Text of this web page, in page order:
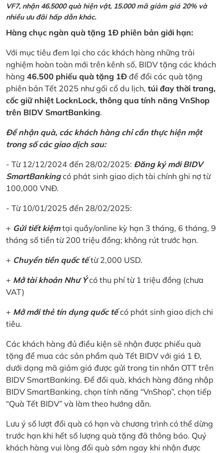
VF7, nhận 46.5000 quà hiện vật, 15.000 mã giảm giá 20% và
nhiều ưu đãi hấp dẫn khác.
Hàng chục ngàn quà tặng 1Đ phiên bản giới hạn:
Với mục tiêu đem lại cho các khách hàng những trải
nghiệm hoàn toàn mới trên kênh số, BIDV tặng các khách
hàng 46.500 phiếu quà tặng 1Đ để đổi các quà tặng
phiên bản Tết 2025 như gối cổ du lịch, túi đay thời trang,
cốc giữ nhiệt LocknLock, thông qua tính năng VnShop
trên BIDV SmartBanking.
Để nhận quà, các khách hàng chỉ cần thực hiện một
trong số các giao dịch sau:
- Từ 12/12/2024 đến 28/02/2025: Đăng ký mới BIDV
SmartBankingcó phát sinh giao dịch tài chính ghi nợ từ
100,000 VNĐ.
- Từ 10/01/2025 đến 28/02/2025:
+ Gửi tiết kiệmtại quầy/online kỳ hạn 3 tháng, 6 tháng, 9
tháng số tiền từ 200 triệu đồng; không rút trước hạn.
+ Chuyển tiền quốc tếtừ 2,000 USD.
+ Mở tài khoản Như Ýcó thu phí từ 1 triệu đồng (chưa
VAT)
+ Mở mới thẻ tín dụng quốc tếcó phát sinh giao dịch chi
tiêu.
Các khách hàng đủ điều kiện sẽ nhận được phiếu quà
tặng để mua các sản phẩm quà Tết BIDV với giá 1 Đ,
dưới dạng mã giảm giá được gửi trong tin nhắn OTT trên
BIDV SmartBanking. Để đối quà, khách hàng đăng nhập
BIDV SmartBanking, chọn tính năng “VnShop”, chọn tiếp
“Quà Tết BIDV” và làm theo hướng dẫn.
Lưu ý số lượt đổi quà có hạn và chương trình có thể dừng
trước hạn khi hết số lượng quà tặng đã thông báo. Quý
khách hàng vui lòng đổi quà sớm ngay khi nhận được